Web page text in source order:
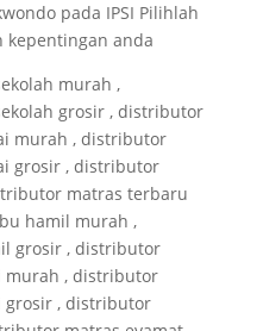
pada IPSI Pilihlah
kepentingan anda
murah ,
grosir , distributor
murah , distributor
grosir , distributor
matras terbaru
hamil murah ,
grosir , distributor
murah , distributor
grosir , distributor